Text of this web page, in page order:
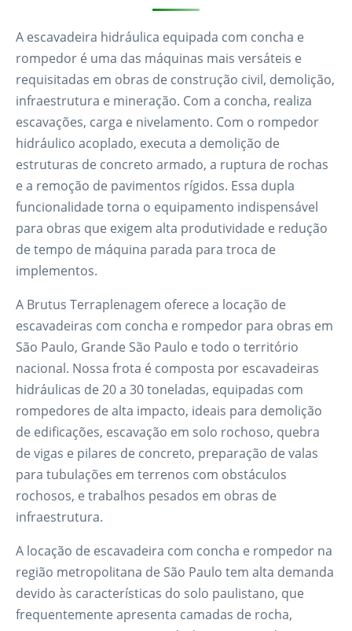
A escavadeira hidráulica equipada com concha e
rompedor é uma das máquinas mais versáteis e
requisitadas em obras de construção civil, demolição,
infraestrutura e mineração. Com a concha, realiza
escavações, carga e nivelamento. Com o rompedor
hidráulico acoplado, executa a demolição de
estruturas de concreto armado, a ruptura de rochas
e a remoção de pavimentos rígidos. Essa dupla
funcionalidade torna o equipamento indispensável
para obras que exigem alta produtividade e redução
de tempo de máquina parada para troca de
implementos.
A Brutus Terraplenagem oferece a locação de
escavadeiras com concha e rompedor para obras em
São Paulo, Grande São Paulo e todo o território
nacional. Nossa frota é composta por escavadeiras
hidráulicas de 20 a 30 toneladas, equipadas com
rompedores de alta impacto, ideais para demolição
de edificações, escavação em solo rochoso, quebra
de vigas e pilares de concreto, preparação de valas
para tubulações em terrenos com obstáculos
rochosos, e trabalhos pesados em obras de
infraestrutura.
A locação de escavadeira com concha e rompedor na
região metropolitana de São Paulo tem alta demanda
devido às características do solo paulistano, que
frequentemente apresenta camadas de rocha,